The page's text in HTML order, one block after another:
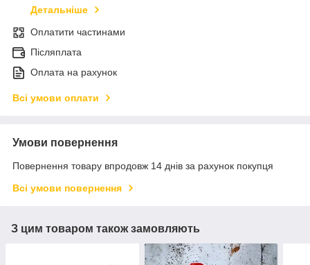
Детальніше
Оплатити частинами
Післяплата
Оплата на рахунок
Всі умови оплати
Умови повернення
Повернення товару впродовж 14 днів за рахунок покупця
Всі умови повернення
З цим товаром також замовляють